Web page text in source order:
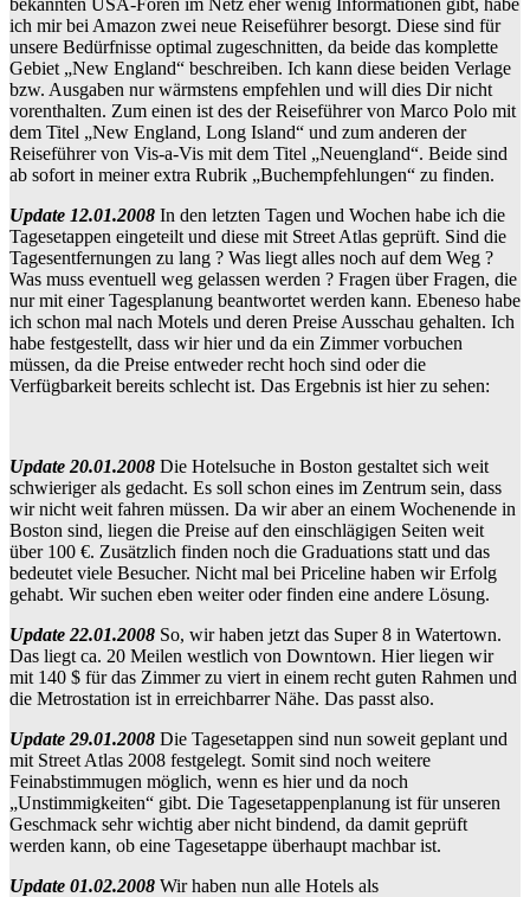
ich mir bei Amazon zwei neue Reiseführer besorgt. Diese sind für
unsere Bedürfnisse optimal zugeschnitten, da beide das komplette
Gebiet „New England“ beschreiben. Ich kann diese beiden Verlage
bzw. Ausgaben nur wärmstens empfehlen und will dies Dir nicht
vorenthalten. Zum einen ist des der Reiseführer von Marco Polo mit
dem Titel „New England, Long Island“ und zum anderen der
Reiseführer von Vis-a-Vis mit dem Titel „Neuengland“. Beide sind
ab sofort in meiner extra Rubrik „Buchempfehlungen“ zu finden.
Update 12.01.2008 In den letzten Tagen und Wochen habe ich die
Tagesetappen eingeteilt und diese mit Street Atlas geprüft. Sind die
Tagesentfernungen zu lang ? Was liegt alles noch auf dem Weg ?
Was muss eventuell weg gelassen werden ? Fragen über Fragen, die
nur mit einer Tagesplanung beantwortet werden kann. Ebeneso habe
ich schon mal nach Motels und deren Preise Ausschau gehalten. Ich
habe festgestellt, dass wir hier und da ein Zimmer vorbuchen
müssen, da die Preise entweder recht hoch sind oder die
Verfügbarkeit bereits schlecht ist. Das Ergebnis ist hier zu sehen:
Update 20.01.2008 Die Hotelsuche in Boston gestaltet sich weit
schwieriger als gedacht. Es soll schon eines im Zentrum sein, dass
wir nicht weit fahren müssen. Da wir aber an einem Wochenende in
Boston sind, liegen die Preise auf den einschlägigen Seiten weit
über 100 €. Zusätzlich finden noch die Graduations statt und das
bedeutet viele Besucher. Nicht mal bei Priceline haben wir Erfolg
gehabt. Wir suchen eben weiter oder finden eine andere Lösung.
Update 22.01.2008 So, wir haben jetzt das Super 8 in Watertown.
Das liegt ca. 20 Meilen westlich von Downtown. Hier liegen wir
mit 140 $ für das Zimmer zu viert in einem recht guten Rahmen und
die Metrostation ist in erreichbarrer Nähe. Das passt also.
Update 29.01.2008 Die Tagesetappen sind nun soweit geplant und
mit Street Atlas 2008 festgelegt. Somit sind noch weitere
Feinabstimmugen möglich, wenn es hier und da noch
„Unstimmigkeiten“ gibt. Die Tagesetappenplanung ist für unseren
Geschmack sehr wichtig aber nicht bindend, da damit geprüft
werden kann, ob eine Tagesetappe überhaupt machbar ist.
Update 01.02.2008 Wir haben nun alle Hotels als